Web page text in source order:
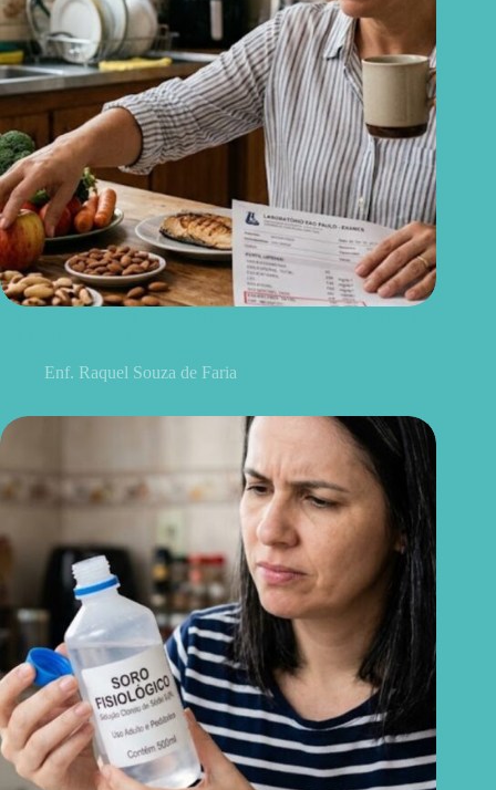
Enf. Raquel Souza de Faria